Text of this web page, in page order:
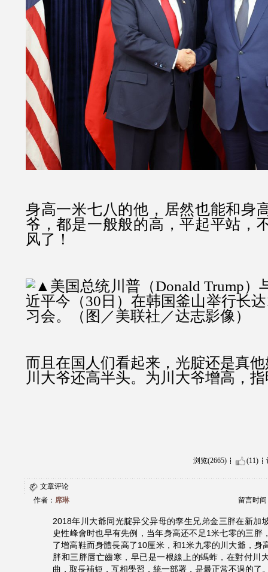
身高一米七八的他，居然也能和身
爷，都是一般般的高，平起平站，
风了！
而且在国人们看起来，光腚还是真
川大爷还高半头。为川大爷增高，
浏览(2665) (11)
文章评论
作者： 席琳 留言时间
2018年川大爺同光腚异父异母的孪生兄弟金三胖在新加
史性峰會时也早有先例，当年身高还不足1米七零的三胖
了增高鞋而身體長高了10厘米，和1米九零的川大爺，身
胖和三胖唇亡齒寒，早已是一根線上的螞蚱，在對付川
曲，取長補短，互相學習，統一部署，是最正常不過的了